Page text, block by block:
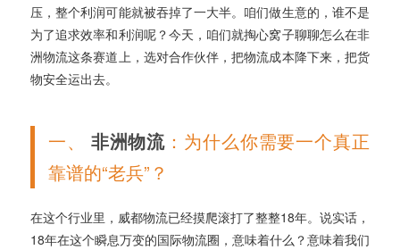
压，整个利润可能就被吞掉了一大半。咱们做生意的，谁不是
为了追求效率和利润呢？今天，咱们就掏心窝子聊聊怎么在非
洲物流这条赛道上，选对合作伙伴，把物流成本降下来，把货
物安全运出去。
一、 非洲物流 ：为什么你需要一个真正
靠谱的“老兵”？
在这个行业里，威都物流已经摸爬滚打了整整18年。说实话，
18年在这个瞬息万变的国际物流圈，意味着什么？意味着我们